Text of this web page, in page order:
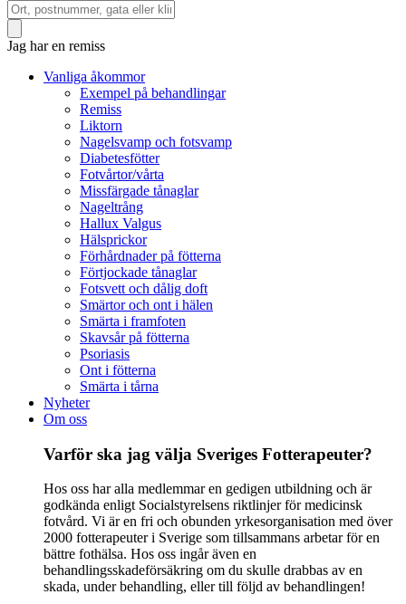
Jag har en remiss
Vanliga åkommor
Exempel på behandlingar
Remiss
Liktorn
Nagelsvamp och fotsvamp
Diabetesfötter
Fotvårtor/vårta
Missfärgade tånaglar
Nageltrång
Hallux Valgus
Hälsprickor
Förhårdnader på fötterna
Förtjockade tånaglar
Fotsvett och dålig doft
Smärtor och ont i hälen
Smärta i framfoten
Skavsår på fötterna
Psoriasis
Ont i fötterna
Smärta i tårna
Nyheter
Om oss
Varför ska jag välja Sveriges Fotterapeuter?
Hos oss har alla medlemmar en gedigen utbildning och är
godkända enligt Socialstyrelsens riktlinjer för medicinsk
fotvård. Vi är en fri och obunden yrkesorganisation med över
2000 fotterapeuter i Sverige som tillsammans arbetar för en
bättre fothälsa. Hos oss ingår även en
behandlingsskadeförsäkring om du skulle drabbas av en
skada, under behandling, eller till följd av behandlingen!